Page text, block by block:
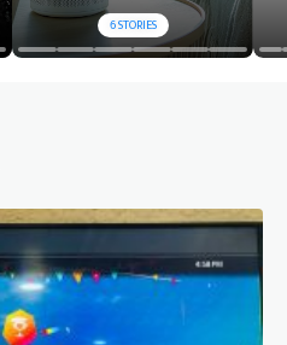
6STORIES